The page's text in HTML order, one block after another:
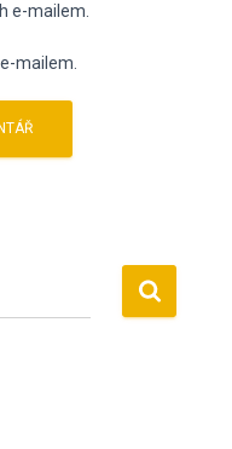
e-mailem.
mailem.